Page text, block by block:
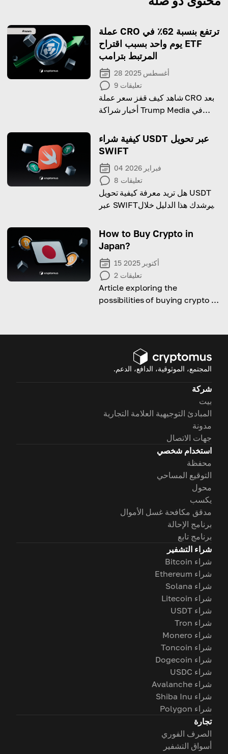
عملة CRO ترتفع بنسبة 62٪ في
يوم واحد بسبب اقتراح ETF
المرتبط بترامب
28 أغسطس 2025
9 تعليقات
شاهد كيف قفز سعر عملة CRO بعد
أخبار شراكة Trump Media في
كيفية شراء USDT عبر تحويل
SWIFT
04 فبراير 2026
8 تعليقات
هل تريد معرفة كيفية تحويل USDT
عبر SWIFT؟ يرشدك هذا الدليل خلال
How to Buy Crypto in
Japan?
15 أكتوبر 2025
2 تعليقات
Article exploring the
possibilities of buying crypto in
المجتمع، الموثوقية، الدافع، الدعم.
شركة
بيت
المبادئ التوجيهية العلامة التجارية
مدونة
جهات الاتصال
استخدام شخصي
محفظة
التوقيع المساحي
محول
يكسب
مدقق مكافحة غسل الأموال
برنامج الإحالة
برنامج تابع
شراء التشفير
شراء Bitcoin
شراء Ethereum
شراء Solana
شراء Litecoin
شراء USDT
شراء Tron
شراء Monero
شراء Toncoin
شراء Dogecoin
شراء USDC
شراء Avalanche
شراء Shiba Inu
شراء Polygon
تجارة
الصرف الفوري
أسواق التشفير